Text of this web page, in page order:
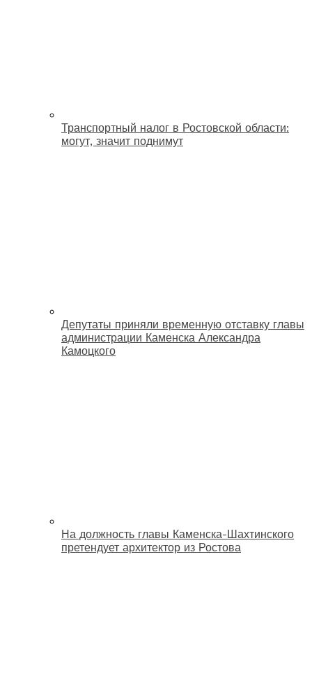
Транспортный налог в Ростовской области:
могут, значит поднимут
Депутаты приняли временную отставку главы
администрации Каменска Александра
Камоцкого
На должность главы Каменска-Шахтинского
претендует архитектор из Ростова